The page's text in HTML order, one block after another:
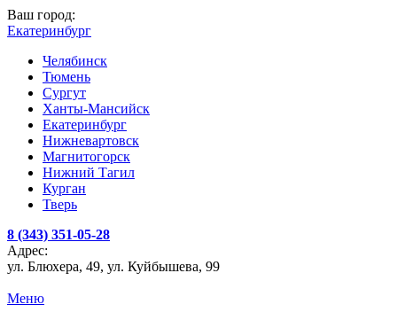
Ваш город:
Екатеринбург
Челябинск
Тюмень
Сургут
Ханты-Мансийск
Екатеринбург
Нижневартовск
Магнитогорск
Нижний Тагил
Курган
Тверь
8 (343) 351-05-28
Адрес:
ул. Блюхера, 49, ул. Куйбышева, 99
Меню